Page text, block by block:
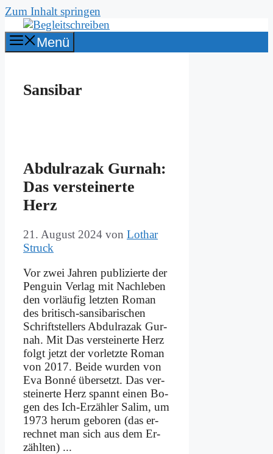
Zum Inhalt springen
Menü
Sansibar
Ab­dul­razak Gur­nah:
Das ver­stei­ner­te
Herz
21. August 2024 von Lothar
Struck
Vor zwei Jah­ren pu­bli­zier­te der
Pen­gu­in Ver­lag mit Nach­le­ben
den vor­läu­fig letz­ten Ro­man
des bri­tisch-san­­si­­ba­ri­­schen
Schrift­stel­lers Ab­dul­razak Gur­
nah. Mit Das ver­stei­ner­te Herz
folgt jetzt der vor­letz­te Ro­man
von 2017. Bei­de wur­den von
Eva Bon­né über­setzt. Das ver­
stei­ner­te Herz spannt ei­nen Bo­
gen des Ich-Er­­zäh­­ler Sa­lim, um
1973 her­um ge­bo­ren (das er­
rech­net man sich aus dem Er­
zähl­ten) ...